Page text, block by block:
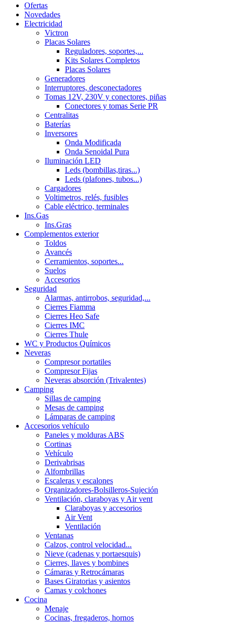
Ofertas
Novedades
Electricidad
Victron
Placas Solares
Reguladores, soportes,...
Kits Solares Completos
Placas Solares
Generadores
Interruptores, desconectadores
Tomas 12V, 230V y conectores, piñas
Conectores y tomas Serie PR
Centralitas
Baterías
Inversores
Onda Modificada
Onda Senoidal Pura
Iluminación LED
Leds (bombillas,tiras...)
Leds (plafones, tubos...)
Cargadores
Voltimetros, relés, fusibles
Cable eléctrico, terminales
Ins.Gas
Ins.Gras
Complementos exterior
Toldos
Avancés
Cerramientos, soportes...
Suelos
Accesorios
Seguridad
Alarmas, antirrobos, seguridad,...
Cierres Fiamma
Cierres Heo Safe
Cierres IMC
Cierres Thule
WC y Productos Químicos
Neveras
Compresor portatiles
Compresor Fijas
Neveras absorción (Trivalentes)
Camping
Sillas de camping
Mesas de camping
Lámparas de camping
Accesorios vehículo
Paneles y molduras ABS
Cortinas
Vehículo
Derivabrisas
Alfombrillas
Escaleras y escalones
Organizadores-Bolsilleros-Sujeción
Ventilación, claraboyas y Air vent
Claraboyas y accesorios
Air Vent
Ventilación
Ventanas
Calzos, control velocidad...
Nieve (cadenas y portaesquis)
Cierres, llaves y bombines
Cámaras y Retrocámaras
Bases Giratorias y asientos
Camas y colchones
Cocina
Menaje
Cocinas, fregaderos, hornos